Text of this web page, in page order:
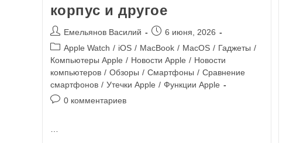
корпус и другое
Емельянов Василий
6 июня, 2026
Apple Watch / iOS / MacBook / MacOS / Гаджеты /
Компьютеры Apple / Новости Apple / Новости
компьютеров / Обзоры / Смартфоны / Сравнение
смартфонов / Утечки Apple / Функции Apple
0 комментариев